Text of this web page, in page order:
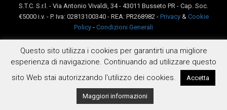
S.T.C. S.r.l. - Via Antonio Vivaldi, 34 - 43011 Busseto PR - Cap. Soc.
€5000 i.v. - P. Iva: 02813100340 - REA: PR268982 - Privacy& Cookie
Policy - Condizioni Generali
Questo sito utilizza i cookies per garantirti una migliore
esperienza di navigazione. Continuando ad utilizzare questo
sito Web stai autorizzando l'utilizzo dei cookies.
Accetta
Maggiori informazioni